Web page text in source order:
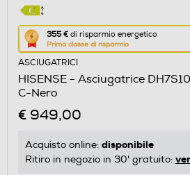
355 € di risparmio energetico
Prima classe di risparmio
Questa
azione
aprirà
il
Calcolatore
di
energetico
di
ASCIUGATRICI
HISENSE - Asciugatrice
C-Nero
€ 949,00
Acquisto online: disponibile
Ritiro in negozio in 30' gratuito: